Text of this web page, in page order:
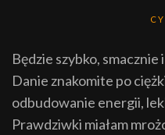
Będzie szybko, smacznie
Danie znakomite po
odbudowanie energii,
Prawdziwki miałam